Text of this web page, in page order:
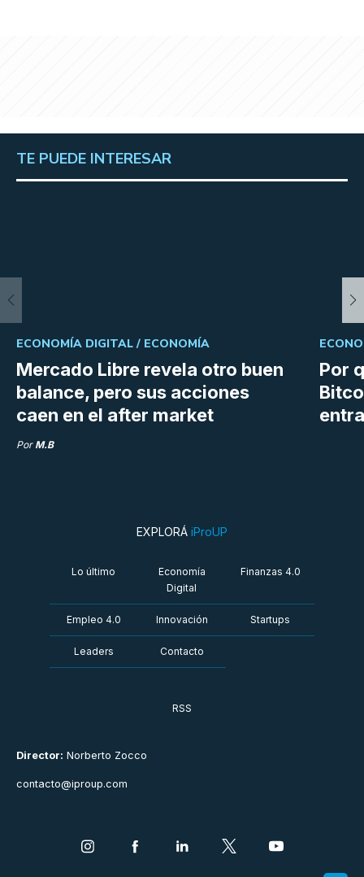
TE PUEDE INTERESAR
Mercado Libre revela otro buen
balance, pero sus acciones
caen en el after market
ECONOMÍA DIGITAL / ECONOMÍA
Por M.B
Por
Director: Norberto Zocco
contacto@iproup.com
EXPLORÁ iProUP
Lo último
Economía
Digital
Finanzas 4.0
Empleo 4.0 Innovación Startups
Leaders Contacto
RSS